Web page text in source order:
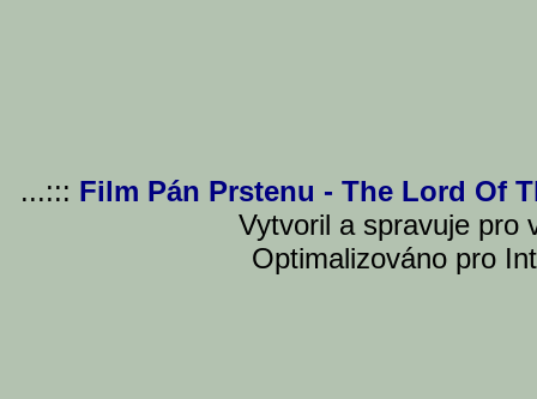
...::: Film Pán Prstenu - The Lord Of
Vytvoril a spravuje pro
Optimalizováno pro